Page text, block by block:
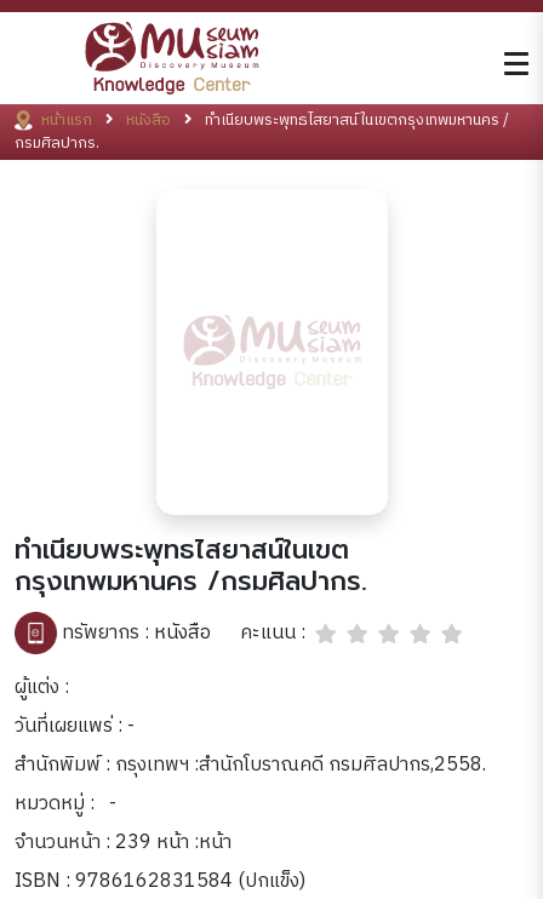
หน้าแรก หนังสือ
ทำเนียบพระพุทธไสยาสน์ในเขตกรุงเทพมหานคร /
กรมศิลปากร.
ทำเนียบพระพุทธไสยาสน์ในเขต
กรุงเทพมหานคร /กรมศิลปากร.
ทรัพยากร : หนังสือ
คะแนน :
ผู้แต่ง :
วันที่เผยแพร่ : -
สำนักพิมพ์ : กรุงเทพฯ :สำนักโบราณคดี กรมศิลปากร,2558.
หมวดหมู่ : -
จำนวนหน้า : 239 หน้า :หน้า
ISBN : 9786162831584 (ปกแข็ง)